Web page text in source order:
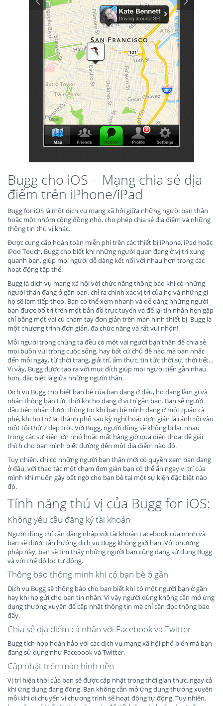
Bugg cho iOS – Mạng chia sẻ địa
điểm trên iPhone/iPad
Bugg for iOS là một dịch vụ mạng xã hội giữa những người bạn thân
hoặc một nhóm cộng đồng nhỏ, cho phép chia sẻ địa điểm và những
thông tin thú vị khác.
Được cung cấp hoàn toàn miễn phí trên các thiết bị iPhone, iPad hoặc
iPod Touch, Bugg cho biết khi những người quen đang ở vị trí xung
quanh bạn, giúp mọi người dễ dàng kết nối với nhau hơn trong các
hoạt động tập thể.
Bugg là dịch vụ mạng xã hội với chức năng thông báo khi có những
người thân đang ở gần bạn, chỉ ra chính xác vị trí của họ và những gì
họ sẽ làm tiếp theo. Bạn có thể xem nhanh và dễ dàng những người
bạn được bố trí trên một bản đồ trực tuyến và để lại tin nhắn hẹn gặp
chỉ bằng một vài cú chạm tay đơn giản trên màn hình thiết bị. Bugg là
một chương trình đơn giản, đa chức năng và rất vui nhộn!
Mỗi người trong chúng ta đều có một vài người bạn thân để chia sẻ
mọi buồn vui trong cuộc sống, hay bất cứ chủ đề nào mà bạn nhắc
đến mỗi ngày, từ thời trang, giải trí, ẩm thực, tin tức thời sự, thời tiết…
Vì vậy, Bugg được tạo ra với mục đích giúp mọi người tiến gần nhau
hơn, đặc biệt là giữa những người thân.
Dịch vụ Bugg cho biết bạn bè của bạn đang ở đâu, họ đang làm gì và
nhận thông báo tức thời khi họ đang ở vị trí gần bạn. Bạn sẽ người
đầu tiên nhận được thông tin khi bạn bè mình đang ở một quán cà
phê, khi họ trở lại thành phố sau kỳ nghỉ hoặc đơn giản là rảnh rổi vào
một tối thứ 7 đẹp trời. Với Bugg, người dùng sẽ không bị lạc nhau
trong các sự kiện lớn nhỏ hoặc mất hàng giờ qua điện thoại để giải
thích cho bạn mình biết đường đến một địa điểm nào đó.
Tuy nhiên, chỉ có những người bạn thân mới có quyền xem bạn đang
ở đâu, với thao tác một chạm đơn giản bạn có thể ẩn ngay vị trí của
mình khi muốn gây bất ngờ cho bạn bè tại một sự kiện đặc biệt nào
đó.
Tính năng thú vị của Bugg for iOS:
Không yêu cầu đăng ký tài khoản
Người dùng chỉ cần đăng nhập với tài khoản Facebook của mình và
bạn sẽ được tận hưởng dịch vụ Bugg không giới hạn. Với phương
pháp này, bạn sẽ tìm thấy những người bạn cũng đang sử dụng Bugg
và với chế độ lọc tự động.
Thông báo thông minh khi có bạn bè ở gần
Dịch vụ Bugg sẽ thông báo cho bạn biết khi có một người bạn ở gần
hay khi họ gửi cho bạn tin nhắn. Vì vậy người dùng không cần mở ứng
dụng thường xuyên để cập nhật thông tin mà chỉ cần đọc thông báo
đẩy.
Chia sẻ địa điểm cá nhân với Facebook và Twitter
Bugg tích hợp hoàn hảo với các dịch vụ mạng xã hội phổ biến mà bạn
đang sử dụng như Facebook và Twitter.
Cập nhật trên màn hình nền
Vị trí hiện thời của bạn sẽ được cập nhật trong thời gian thực, ngay cả
khi ứng dụng đang đóng. Bạn không cần mở ứng dụng thường xuyên
mỗi khi di chuyển vì chương trình sẽ hoạt động tự động. Tuy nhiên,